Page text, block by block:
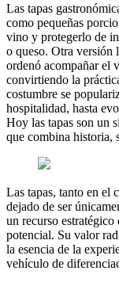
Las tapas
como pequeñas
vino y protegerlo de
o queso. Otra versión
ordenó acompañar el
convirtiendo la
costumbre se
hospitalidad, hasta
Hoy las tapas son un
que combina historia,
Las tapas, tanto en el
dejado de ser
un recurso
potencial. Su valor
la esencia de la
vehículo de